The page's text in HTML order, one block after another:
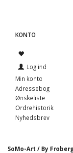
KONTO
Log ind
Min konto
Adressebog
Ønskeliste
Ordrehistorik
Nyhedsbrev
SoMo-Art / By